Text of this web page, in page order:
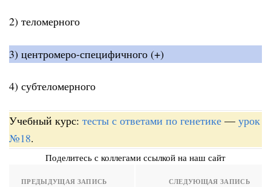
2) теломерного
3) центромеро-специфичного (+)
4) субтеломерного
Учебный курс: тесты с ответами по генетике — урок
№18.
Поделитесь с коллегами ссылкой на наш сайт
ПРЕДЫДУЩАЯ ЗАПИСЬ СЛЕДУЮЩАЯ ЗАПИСЬ